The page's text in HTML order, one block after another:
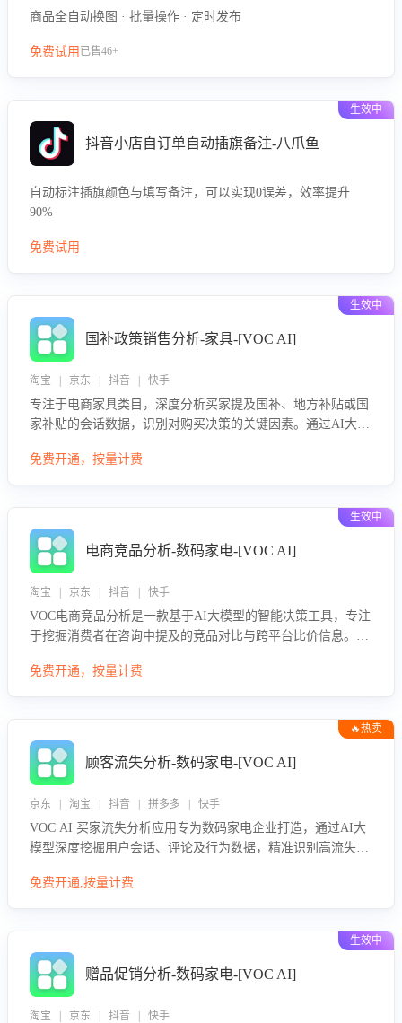
商品全自动换图 · 批量操作 · 定时发布
免费试用 已售46+
生效中
抖音小店自订单自动插旗备注-八爪鱼
自动标注插旗颜色与填写备注，可以实现0误差，效率提升
90%
免费试用
生效中
国补政策销售分析-家具-[VOC AI]
淘宝 | 京东 | 抖音 | 快手
专注于电商家具类目，深度分析买家提及国补、地方补贴或国
家补贴的会话数据，识别对购买决策的关键因素。通过AI大模
略，助力商家利用国补政策提升GMV。
免费开通，按量计费
生效中
电商竞品分析-数码家电-[VOC AI]
淘宝 | 京东 | 抖音 | 快手
VOC电商竞品分析是一款基于AI大模型的智能决策工具，专注
于挖掘消费者在咨询中提及的竞品对比与跨平台比价信息。该
息，进行多维度交叉对比，并分析消费者的比价行为。通过提
免费开通，按量计费
🔥热卖
顾客流失分析-数码家电-[VOC AI]
京东 | 淘宝 | 抖音 | 拼多多 | 快手
VOC AI 买家流失分析应用专为数码家电企业打造，通过AI大
模型深度挖掘用户会话、评论及行为数据，精准识别高流失风
迟、竞品价格冲击等。系统自动输出可落地的挽回策略，迅速
免费开通,按量计费
生效中
赠品促销分析-数码家电-[VOC AI]
淘宝 | 京东 | 抖音 | 快手